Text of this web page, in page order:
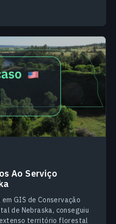
Ao Serviço
GIS de Conservação
de Nebraska, conseguiu
território florestal